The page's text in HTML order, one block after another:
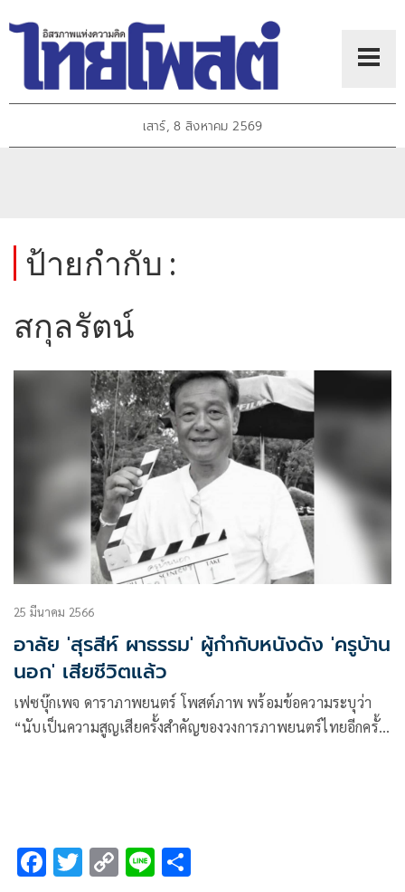
เสาร์, 8 สิงหาคม 2569
ป้ายกำกับ :
สกุลรัตน์
25 มีนาคม 2566
อาลัย 'สุรสีห์ ผาธรรม' ผู้กำกับหนังดัง 'ครูบ้าน
นอก' เสียชีวิตแล้ว
เฟซบุ๊กเพจ ดาราภาพยนตร์ โพสต์ภาพ พร้อมข้อความระบุว่า
“นับเป็นความสูญเสียครั้งสำคัญของวงการภาพยนตร์ไทยอีกครั้ง
F T C Li